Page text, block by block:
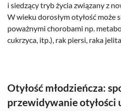
i siedzący tryb życia związany z
W wieku dorosłym otyłość może
poważnymi chorobami np.
cukrzyca, itp.), rak piersi, raka
Otyłość młodzieńcza:
przewidywanie otyłości